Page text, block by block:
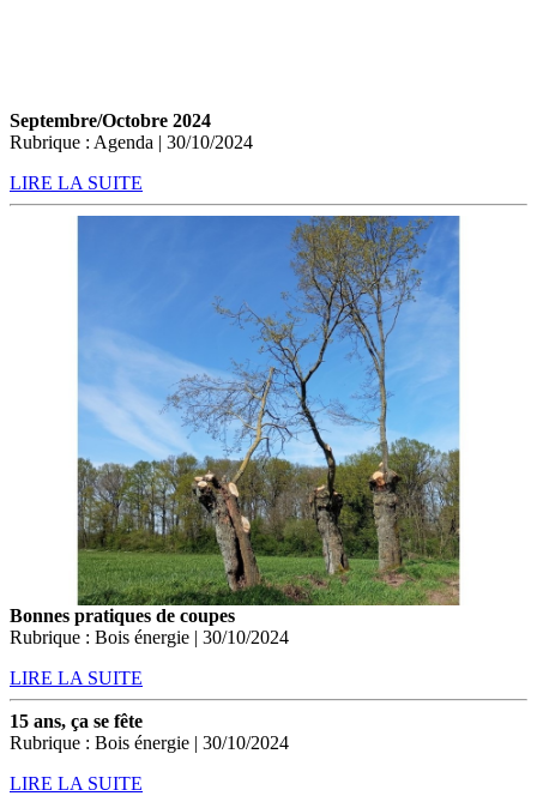
Septembre/Octobre 2024
Rubrique : Agenda | 30/10/2024
LIRE LA SUITE
Bonnes pratiques de coupes
Rubrique : Bois énergie | 30/10/2024
LIRE LA SUITE
15 ans, ça se fête
Rubrique : Bois énergie | 30/10/2024
LIRE LA SUITE